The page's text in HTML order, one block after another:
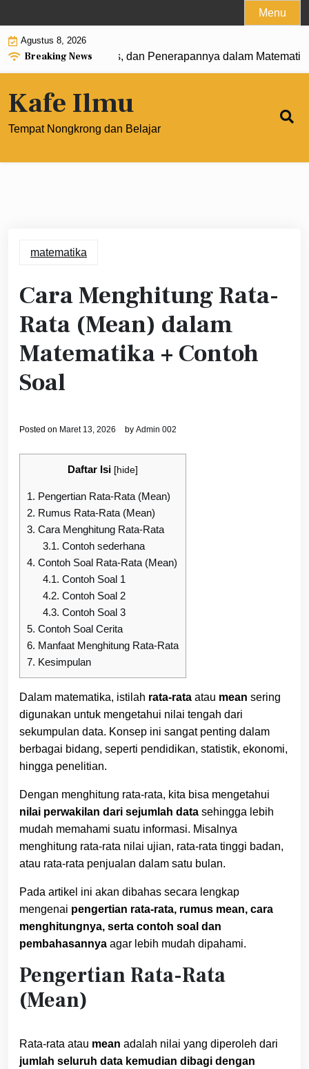
to
content
Menu
Agustus 8, 2026
Breaking News
Pengertian, Rumus, dan Penerapannya dalam Matematika
Kafe Ilmu
Tempat Nongkrong dan Belajar
matematika
Cara Menghitung Rata-
Rata (Mean) dalam
Matematika + Contoh
Soal
Posted on Maret 13, 2026 by Admin 002
Daftar Isi [hide]
1. Pengertian Rata-Rata (Mean)
2. Rumus Rata-Rata (Mean)
3. Cara Menghitung Rata-Rata
3.1. Contoh sederhana
4. Contoh Soal Rata-Rata (Mean)
4.1. Contoh Soal 1
4.2. Contoh Soal 2
4.3. Contoh Soal 3
5. Contoh Soal Cerita
6. Manfaat Menghitung Rata-Rata
7. Kesimpulan
Dalam matematika, istilah rata-rata atau mean sering
digunakan untuk mengetahui nilai tengah dari
sekumpulan data. Konsep ini sangat penting dalam
berbagai bidang, seperti pendidikan, statistik, ekonomi,
hingga penelitian.
Dengan menghitung rata-rata, kita bisa mengetahui
nilai perwakilan dari sejumlah data sehingga lebih
mudah memahami suatu informasi. Misalnya
menghitung rata-rata nilai ujian, rata-rata tinggi badan,
atau rata-rata penjualan dalam satu bulan.
Pada artikel ini akan dibahas secara lengkap
mengenai pengertian rata-rata, rumus mean, cara
menghitungnya, serta contoh soal dan
pembahasannya agar lebih mudah dipahami.
Pengertian Rata-Rata
(Mean)
Rata-rata atau mean adalah nilai yang diperoleh dari
jumlah seluruh data kemudian dibagi dengan